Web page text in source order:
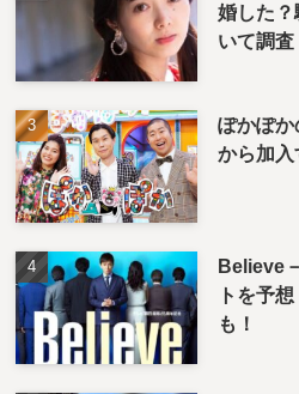
婚した
いて調査
ぽかぽか
から加入
Believe
トを予
も！